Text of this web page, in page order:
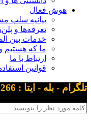
هوش فعال
بیانیه سلب
تعرفه‌ها و
خدمات بین
ما که هستیم
ارتباط با ما
قوانین
تلگرام - بله - ایتا : 09364549266 موبایل : 09119542983